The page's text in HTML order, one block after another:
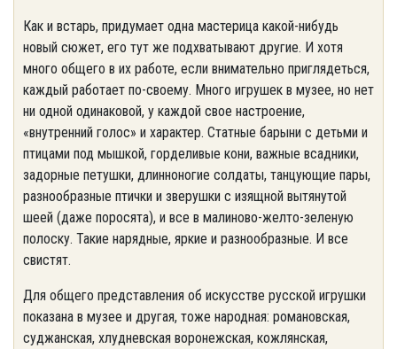
Как и встарь, придумает одна мастерица какой-нибудь
новый сюжет, его тут же подхватывают другие. И хотя
много общего в их работе, если внимательно приглядеться,
каждый работает по-своему. Много игрушек в музее, но нет
ни одной одинаковой, у каждой свое настроение,
«внутренний голос» и характер. Статные барыни с детьми и
птицами под мышкой, горделивые кони, важные всадники,
задорные петушки, длинноногие солдаты, танцующие пары,
разнообразные птички и зверушки с изящной вытянутой
шеей (даже поросята), и все в малиново-желто-зеленую
полоску. Такие нарядные, яркие и разнообразные. И все
свистят.
Для общего представления об искусстве русской игрушки
показана в музее и другая, тоже народная: романовская,
суджанская, хлудневская воронежская, кожлянская,